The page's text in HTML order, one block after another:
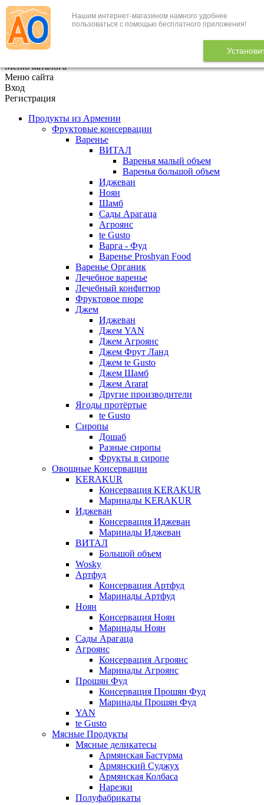
Нашим интернет-магазином намного удобнее
пользоваться с помощью бесплатного приложения!
+7 (495) 646-888-1
В корзине 0
Меню каталога
Меню сайта
Вход
Регистрация
Продукты из Армении
Фруктовые консервации
Варенье
ВИТАЛ
Варенья малый объем
Варенья большой объем
Иджеван
Ноян
Шамб
Сады Арагаца
Агроянс
te Gusto
Варга - Фуд
Варенье Proshyan Food
Варенье Органик
Лечебное варенье
Лечебный конфитюр
Фруктовое пюре
Джем
Иджеван
Джем YAN
Джем Агроянс
Джем Фрут Ланд
Джем te Gusto
Джем Шамб
Джем Ararat
Другие производители
Ягоды протёртые
te Gusto
Сиропы
Дошаб
Разные сиропы
Фрукты в сиропе
Овощные Консервации
KERAKUR
Консервация KERAKUR
Маринады KERAKUR
Иджеван
Консервация Иджеван
Маринады Иджеван
ВИТАЛ
Большой объем
Wosky
Артфуд
Консервация Артфуд
Маринады Артфуд
Ноян
Консервация Ноян
Маринады Ноян
Сады Арагаца
Агроянс
Консервация Агроянс
Маринады Агроянс
Прошян Фуд
Консервация Прошян Фуд
Маринады Прошян Фуд
YAN
te Gusto
Мясные Продукты
Мясные деликатесы
Армянская Бастурма
Армянский Суджух
Армянская Колбаса
Нарезки
Полуфабрикаты